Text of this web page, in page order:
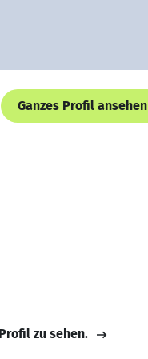
Ganzes Profil ansehen
zu sehen.